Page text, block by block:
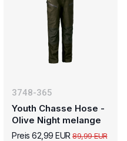
3748-365
Youth Chasse Hose -
Olive Night melange
Preis 62,99 EUR 89,99 EUR